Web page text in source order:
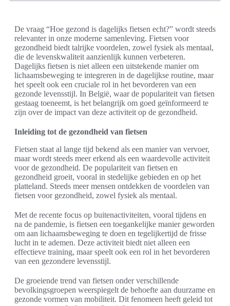
De vraag “Hoe gezond is dagelijks fietsen echt?” wordt steeds
relevanter in onze moderne samenleving. Fietsen voor
gezondheid biedt talrijke voordelen, zowel fysiek als mentaal,
die de levenskwaliteit aanzienlijk kunnen verbeteren.
Dagelijks fietsen is niet alleen een uitstekende manier om
lichaamsbeweging te integreren in de dagelijkse routine, maar
het speelt ook een cruciale rol in het bevorderen van een
gezonde levensstijl. In België, waar de populariteit van fietsen
gestaag toeneemt, is het belangrijk om goed geïnformeerd te
zijn over de impact van deze activiteit op de gezondheid.
Inleiding tot de gezondheid van fietsen
Fietsen staat al lange tijd bekend als een manier van vervoer,
maar wordt steeds meer erkend als een waardevolle activiteit
voor de gezondheid. De populariteit van fietsen en
gezondheid groeit, vooral in stedelijke gebieden en op het
platteland. Steeds meer mensen ontdekken de voordelen van
fietsen voor gezondheid, zowel fysiek als mentaal.
Met de recente focus op buitenactiviteiten, vooral tijdens en
na de pandemie, is fietsen een toegankelijke manier geworden
om aan lichaamsbeweging te doen en tegelijkertijd de frisse
lucht in te ademen. Deze activiteit biedt niet alleen een
effectieve training, maar speelt ook een rol in het bevorderen
van een gezondere levensstijl.
De groeiende trend van fietsen onder verschillende
bevolkingsgroepen weerspiegelt de behoefte aan duurzame en
gezonde vormen van mobiliteit. Dit fenomeen heeft geleid tot